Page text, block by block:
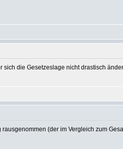
die Gesetzeslage nicht drastisch
(der im Vergleich zum